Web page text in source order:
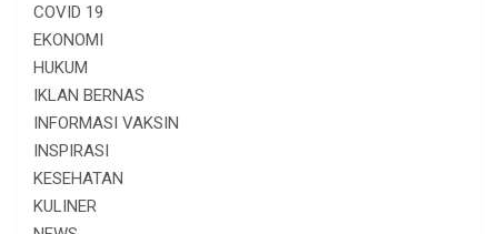
COVID 19
EKONOMI
HUKUM
IKLAN BERNAS
INFORMASI VAKSIN
INSPIRASI
KESEHATAN
KULINER